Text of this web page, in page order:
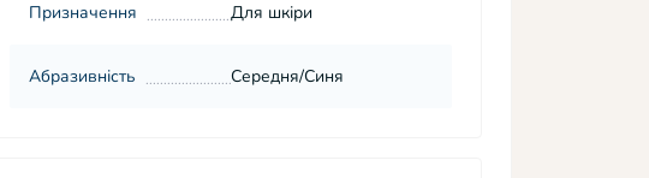
Призначення Для шкіри
Абразивність Середня/Синя